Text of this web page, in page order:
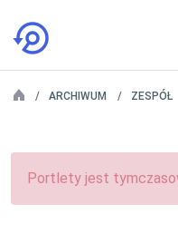
ARCHIWUM ZESPÓŁ
Portlety jest